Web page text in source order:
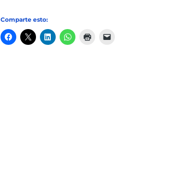
Comparte esto: